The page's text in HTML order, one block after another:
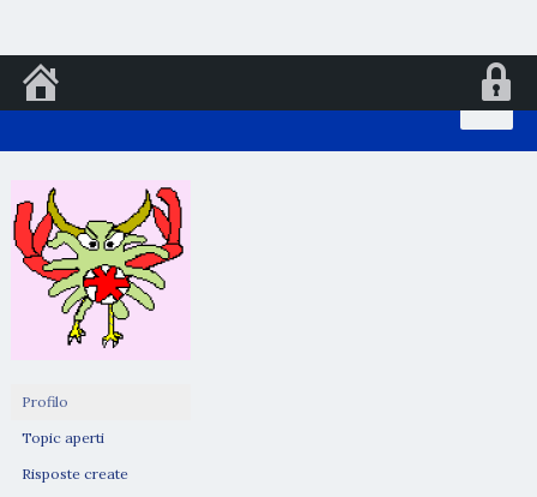
al
Profilo
Topic aperti
Risposte create